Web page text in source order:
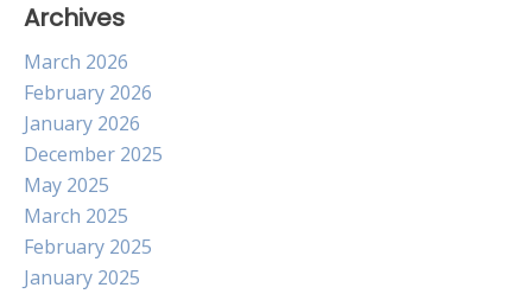
Archives
March 2026
February 2026
January 2026
December 2025
May 2025
March 2025
February 2025
January 2025